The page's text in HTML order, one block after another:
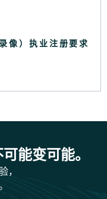
像）执业注册要求
能变可能。
，